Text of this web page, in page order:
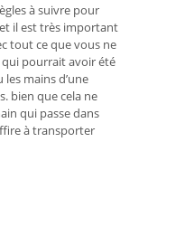
à suivre pour
il est très important
tout ce que vous ne
qui pourrait avoir été
mains d’une
bien que cela ne
qui passe dans
à transporter